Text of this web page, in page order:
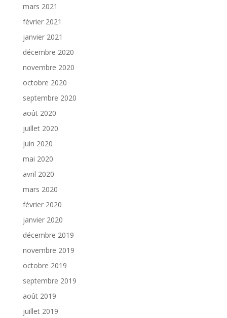
mars 2021
février 2021
janvier 2021
décembre 2020
novembre 2020
octobre 2020
septembre 2020
août 2020
juillet 2020
juin 2020
mai 2020
avril 2020
mars 2020
février 2020
janvier 2020
décembre 2019
novembre 2019
octobre 2019
septembre 2019
août 2019
juillet 2019